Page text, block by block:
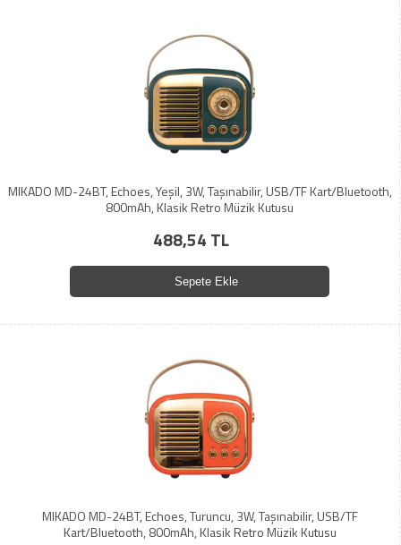
MIKADO MD-24BT, Echoes, Yeşil, 3W, Taşınabilir, USB/TF Kart/Bluetooth,
800mAh, Klasik Retro Müzik Kutusu
488,54 TL
Sepete Ekle
MIKADO MD-24BT, Echoes, Turuncu, 3W, Taşınabilir, USB/TF
Kart/Bluetooth, 800mAh, Klasik Retro Müzik Kutusu